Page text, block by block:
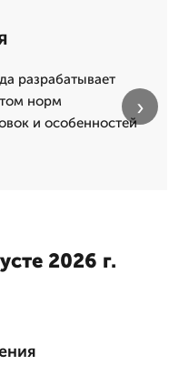
разрабатывает
норм
и особенностей
›
2026 г.